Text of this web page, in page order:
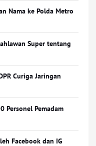
Nama ke Polda Metro
Super tentang
Curiga Jaringan
Personel Pemadam
Facebook dan IG